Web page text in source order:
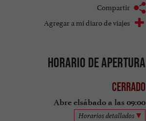
Compartir
Agregar a mi diaro de viajes
Horario de apertura
Cerrado
Abre elsábado a las 09:00
Horarios detallados